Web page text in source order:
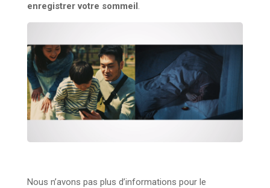
enregistrer votre sommeil.
Nous n’avons pas plus d’informations pour le